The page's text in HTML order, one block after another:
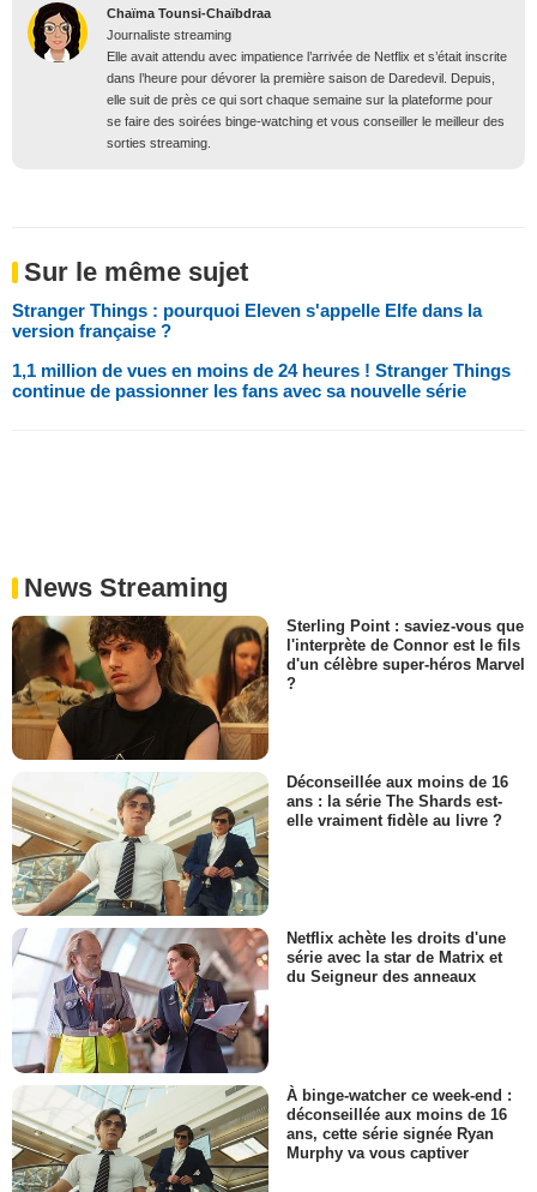
Chaïma Tounsi-Chaïbdraa
Journaliste streaming
Elle avait attendu avec impatience l’arrivée de Netflix et s’était inscrite
dans l’heure pour dévorer la première saison de Daredevil. Depuis,
elle suit de près ce qui sort chaque semaine sur la plateforme pour
se faire des soirées binge-watching et vous conseiller le meilleur des
sorties streaming.
Sur le même sujet
Stranger Things : pourquoi Eleven s'appelle Elfe dans la
version française ?
1,1 million de vues en moins de 24 heures ! Stranger Things
continue de passionner les fans avec sa nouvelle série
News Streaming
Sterling Point : saviez-vous que
l'interprète de Connor est le fils
d'un célèbre super-héros Marvel
?
Déconseillée aux moins de 16
ans : la série The Shards est-
elle vraiment fidèle au livre ?
Netflix achète les droits d'une
série avec la star de Matrix et
du Seigneur des anneaux
À binge-watcher ce week-end :
déconseillée aux moins de 16
ans, cette série signée Ryan
Murphy va vous captiver